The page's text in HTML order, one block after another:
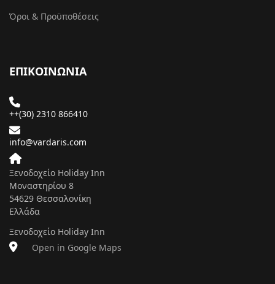
Όροι & Προϋποθέσεις
ΕΠΙΚΟΙΝΩΝΙΑ
++(30) 2310 866410
info@vardaris.com
Ξενοδοχείο Holiday Inn
Μοναστηρίου 8
54629 Θεσσαλονίκη
Ελλάδα
Ξενοδοχείο Holiday Inn
Open in Google Maps